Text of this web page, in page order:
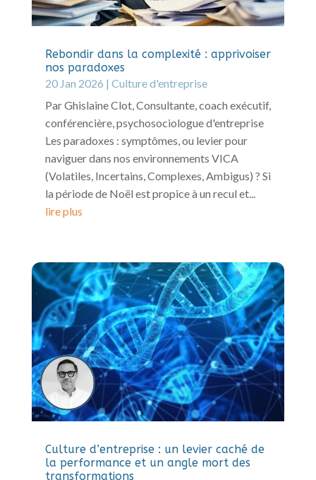
Rebondir dans la complexité : apprivoiser
nos paradoxes
20 Jan 2026 | Culture d'entreprise
Par Ghislaine Clot, Consultante, coach exécutif,
conférencière, psychosociologue d'entreprise
Les paradoxes : symptômes, ou levier pour
naviguer dans nos environnements VICA
(Volatiles, Incertains, Complexes, Ambigus) ? Si
la période de Noël est propice à un recul et...
lire plus
Culture d’entreprise : un levier caché de
la performance et un angle mort des
transformations